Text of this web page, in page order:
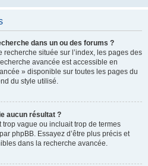
dans un ou des forums ?
située sur l’index, les pages des
avancée est accessible en
» disponible sur toutes les pages du
du style utilisé.
aucun résultat ?
vague ou incluait trop de termes
phpBB. Essayez d’être plus précis et
dans la recherche avancée.